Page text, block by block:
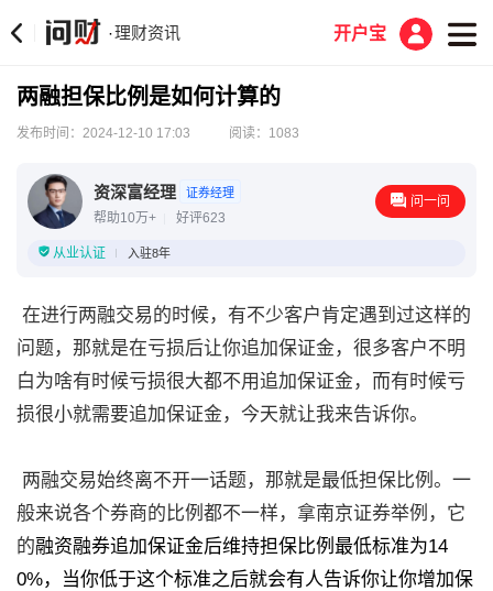
·理财资讯 开户宝
两融担保比例是如何计算的
发布时间：2024-12-10 17:03 阅读：1083
资深富经理 证券经理
帮助10万+ 好评623
问一问
从业认证 入驻8年
在进行两融交易的时候，有不少客户肯定遇到过这样的
问题，那就是在亏损后让你追加保证金，很多客户不明
白为啥有时候亏损很大都不用追加保证金，而有时候亏
损很小就需要追加保证金，今天就让我来告诉你。
两融交易始终离不开一话题，那就是最低担保比例。一
般来说各个券商的比例都不一样，拿南京证券举例，它
的融资融券追加保证金后维持担保比例最低标准为14
0%，当你低于这个标准之后就会有人告诉你让你增加保